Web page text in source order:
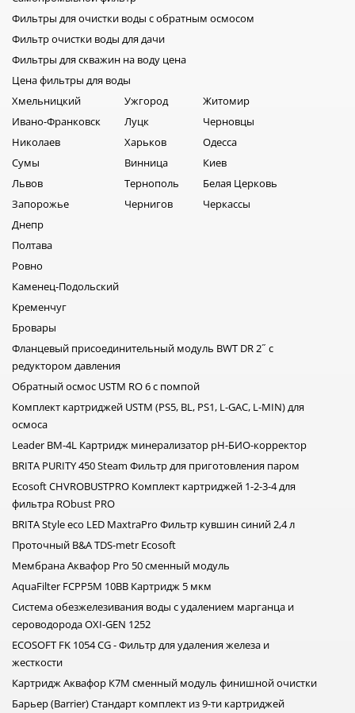
Фильтры для очистки воды с обратным осмосом
Фильтр очистки воды для дачи
Фильтры для скважин на воду цена
Цена фильтры для воды
Хмельницкий
Ивано-Франковск
Николаев
Сумы
Львов
Запорожье
Ужгород
Луцк
Харьков
Винница
Тернополь
Чернигов
Житомир
Черновцы
Одесса
Киев
Белая Церковь
Черкассы
Днепр
Полтава
Ровно
Каменец-Подольский
Кременчуг
Бровары
Фланцевый присоединительный модуль BWT DR 2˝ с
редуктором давления
Обратный осмос USTM RO 6 с помпой
Комплект картриджей USTM (PS5, BL, PS1, L-GAC, L-MIN) для
осмоса
Leader BM-4L Картридж минерализатор pH-БИО-корректор
BRITA PURITY 450 Steam Фильтр для приготовления паром
Ecosoft CHVROBUSTPRO Комплект картриджей 1-2-3-4 для
фильтра RObust PRO
BRITA Style eco LED MaxtraPro Фильтр кувшин синий 2,4 л
Проточный B&A TDS-metr Ecosoft
Мембрана Аквафор Pro 50 сменный модуль
AquaFilter FCРР5M 10BB Картридж 5 мкм
Система обезжелезивания воды с удалением марганца и
сероводорода OXI-GEN 1252
ECOSOFT FK 1054 CG - Фильтр для удаления железа и
жесткости
Картридж Аквафор К7М сменный модуль финишной очистки
Барьер (Barrier) Стандарт комплект из 9-ти картриджей